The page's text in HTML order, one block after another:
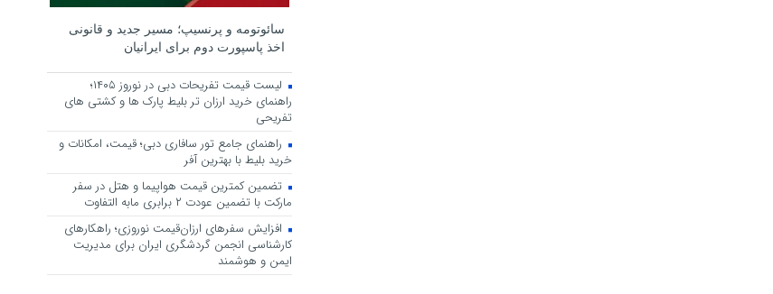
سائوتومه و پرنسیپ؛ مسیر جدید و قانونی
اخذ پاسپورت دوم برای ایرانیان
لیست قیمت تفریحات دبی در نوروز ۱۴۰۵؛
راهنمای خرید ارزان تر بلیط پارک ها و کشتی های
تفریحی
راهنمای جامع تور سافاری دبی؛ قیمت، امکانات و
خرید بلیط با بهترین آفر
تضمین کمترین قیمت هواپیما و هتل در سفر
مارکت با تضمین عودت ۲ برابری مابه التفاوت
افزایش سفرهای ارزان‌قیمت نوروزی؛ راهکارهای
کارشناسی انجمن گردشگری ایران برای مدیریت
ایمن و هوشمند